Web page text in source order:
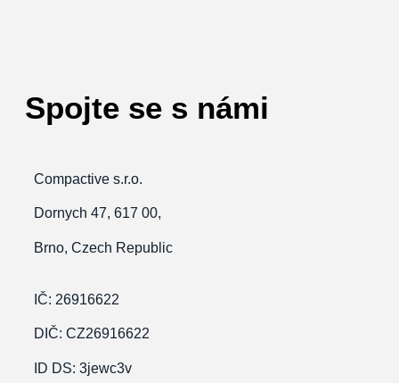
Spojte se s námi
Compactive s.r.o.
Dornych 47, 617 00,
Brno, Czech Republic
IČ: 26916622
DIČ: CZ26916622
ID DS: 3jewc3v